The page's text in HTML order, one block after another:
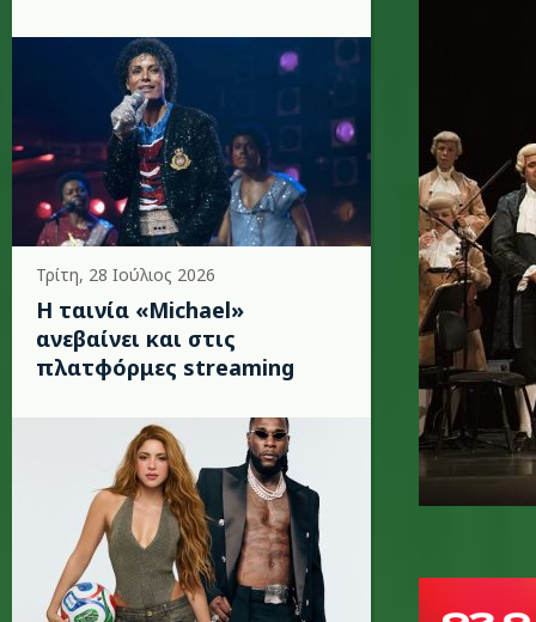
Τρίτη, 28 Ιούλιος 2026
Η ταινία «Michael»
ανεβαίνει και στις
πλατφόρμες streaming